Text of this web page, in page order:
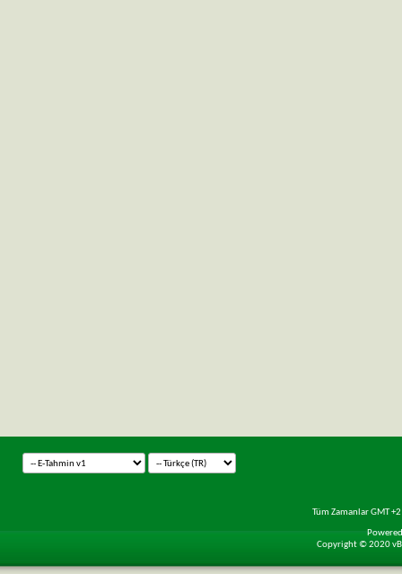
Tüm Zamanlar GMT
Copyright © 2020